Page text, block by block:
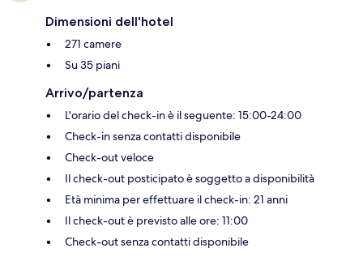
Dimensioni dell'hotel
271 camere
Su 35 piani
Arrivo/partenza
L'orario del check-in è il seguente: 15:00-24:00
Check-in senza contatti disponibile
Check-out veloce
Il check-out posticipato è soggetto a disponibilità
Età minima per effettuare il check-in: 21 anni
Il check-out è previsto alle ore: 11:00
Check-out senza contatti disponibile